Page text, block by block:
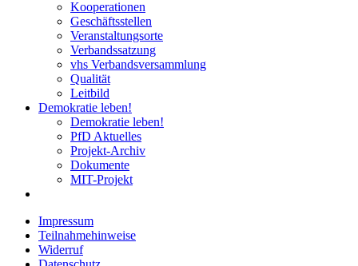
Kooperationen
Geschäftsstellen
Veranstaltungsorte
Verbandssatzung
vhs Verbandsversammlung
Qualität
Leitbild
Demokratie leben!
Demokratie leben!
PfD Aktuelles
Projekt-Archiv
Dokumente
MIT-Projekt
Impressum
Teilnahmehinweise
Widerruf